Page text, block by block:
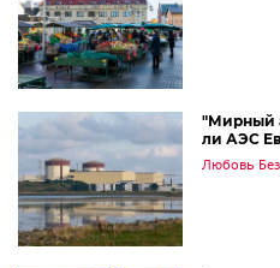
"Мирный
ли АЭС
Любовь